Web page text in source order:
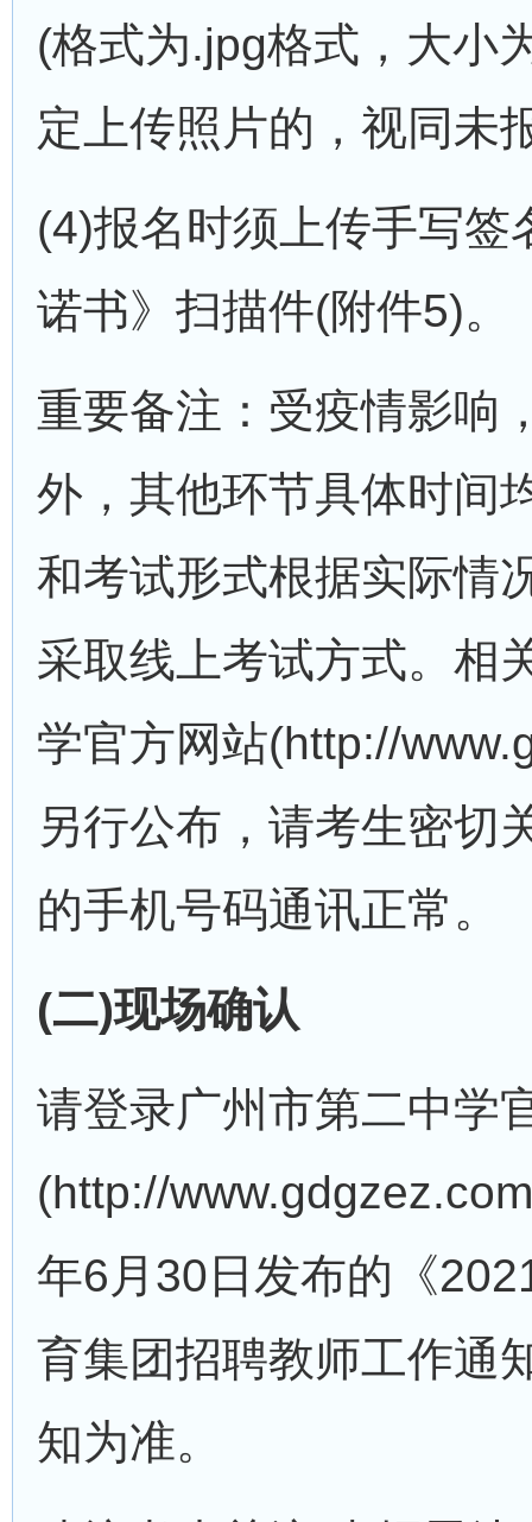
(格式为.jpg格式，大小
定上传照片的，视同未
(4)报名时须上传手写
诺书》扫描件(附件5)。
重要备注：受疫情影响
外，其他环节具体时间
和考试形式根据实际情
采取线上考试方式。相
学官方网站(http://
另行公布，请考生密切
的手机号码通讯正常。
(二)现场确认
请登录广州市第二中学
(http://
年6月30日发布的《
育集团招聘教师工作通
知为准。